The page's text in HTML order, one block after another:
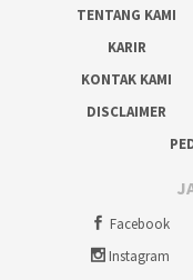
TENTANG KAMI
KARIR
KONTAK KAMI
DISCLAIMER
Facebook
Instagram